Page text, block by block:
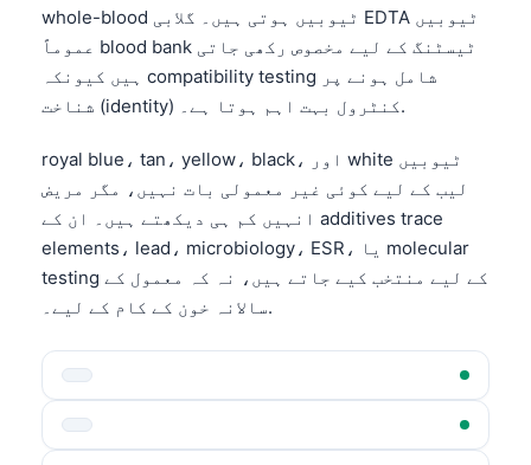
whole-blood ٹیوبیں ہوتی ہیں۔ گلابی EDTA ٹیوبیں
عموماً blood bank ٹیسٹنگ کے لیے مخصوص رکھی جاتی
ہیں کیونکہ compatibility testing شامل ہونے پر
شناخت (identity) کنٹرول بہت اہم ہوتا ہے۔.
royal blue، tan، yellow، black، اور white ٹیوبیں
لیب کے لیے کوئی غیر معمولی بات نہیں، مگر مریض
انہیں کم ہی دیکھتے ہیں۔ ان کے additives trace
elements، lead، microbiology، ESR، یا molecular
testing کے لیے منتخب کیے جاتے ہیں، نہ کہ معمول کے
سالانہ خون کے کام کے لیے۔.